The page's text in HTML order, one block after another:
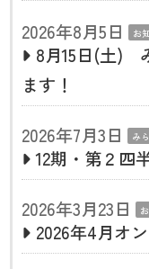
2026年8月5日 お
8月15日(土)
ます！
2026年7月3日
み
12期・第２四
2026年3月23日
2026年4月オ